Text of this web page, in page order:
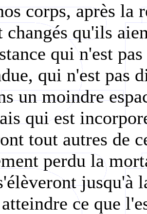
corps, après la
qu'ils
qui n'est
qui n'est pas
un moindre
qui est
tout autres de
perdu la
jusqu'à
ce que